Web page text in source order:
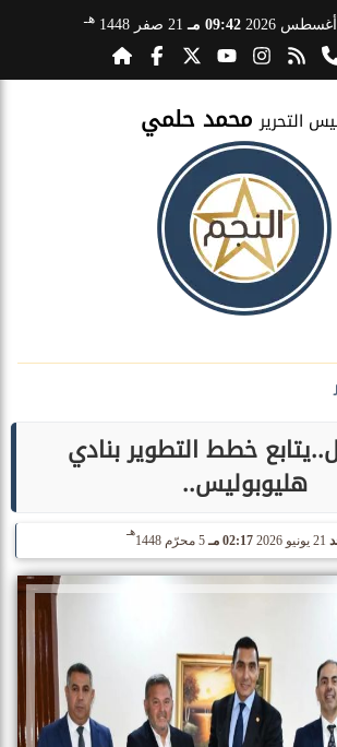
09:42 مـ 21 صفر 1448 هـ
التحرير محمد حلمي
خطط التطوير بنادي
هليوبوليس..
02:17 مـ 5 محرّم 1448
هـ